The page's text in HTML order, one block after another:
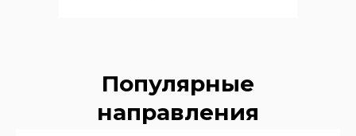
Популярные
направления